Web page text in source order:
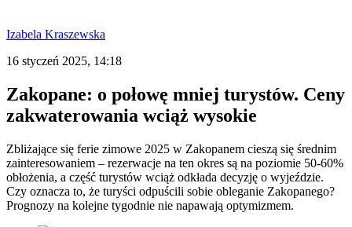
Izabela Kraszewska
16 styczeń 2025, 14:18
Zakopane: o połowę mniej turystów. Ceny
zakwaterowania wciąż wysokie
Zbliżające się ferie zimowe 2025 w Zakopanem cieszą się średnim
zainteresowaniem – rezerwacje na ten okres są na poziomie 50-60%
obłożenia, a część turystów wciąż odkłada decyzję o wyjeździe.
Czy oznacza to, że turyści odpuścili sobie obleganie Zakopanego?
Prognozy na kolejne tygodnie nie napawają optymizmem.